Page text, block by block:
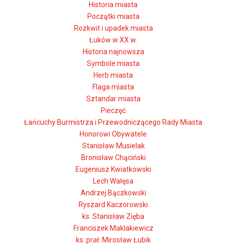
Historia miasta
Początki miasta
Rozkwit i upadek miasta
Łuków w XX w.
Historia najnowsza
Symbole miasta
Herb miasta
Flaga miasta
Sztandar miasta
Pieczęć
Łańcuchy Burmistrza i Przewodniczącego Rady Miasta
Honorowi Obywatele
Stanisław Musielak
Bronisław Chąciński
Eugeniusz Kwiatkowski
Lech Wałęsa
Andrzej Bączkowski
Ryszard Kaczorowski
ks. Stanisław Zięba
Franciszek Maklakiewicz
ks. prał. Mirosław Łubik